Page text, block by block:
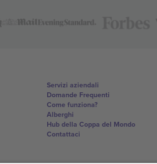
Servizi aziendali
Domande Frequenti
Come funziona?
Alberghi
Hub della Coppa del Mondo
Contattaci